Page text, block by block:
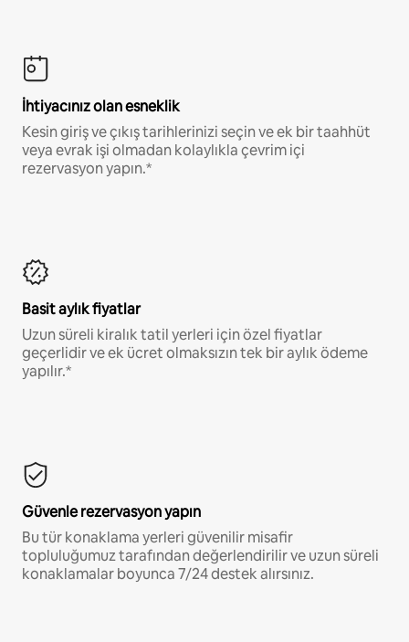
İhtiyacınız olan esneklik
Kesin giriş ve çıkış tarihlerinizi seçin ve ek bir taahhüt
veya evrak işi olmadan kolaylıkla çevrim içi
rezervasyon yapın.*
Basit aylık fiyatlar
Uzun süreli kiralık tatil yerleri için özel fiyatlar
geçerlidir ve ek ücret olmaksızın tek bir aylık ödeme
yapılır.*
Güvenle rezervasyon yapın
Bu tür konaklama yerleri güvenilir misafir
topluluğumuz tarafından değerlendirilir ve uzun süreli
konaklamalar boyunca 7/24 destek alırsınız.